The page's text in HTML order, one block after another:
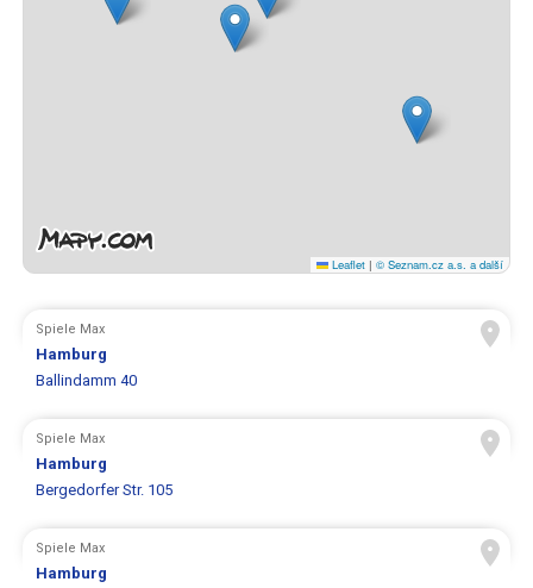
Leaflet | © Seznam.cz a.s. a další
Spiele Max
Hamburg
Ballindamm 40
Spiele Max
Hamburg
Bergedorfer Str. 105
Spiele Max
Hamburg